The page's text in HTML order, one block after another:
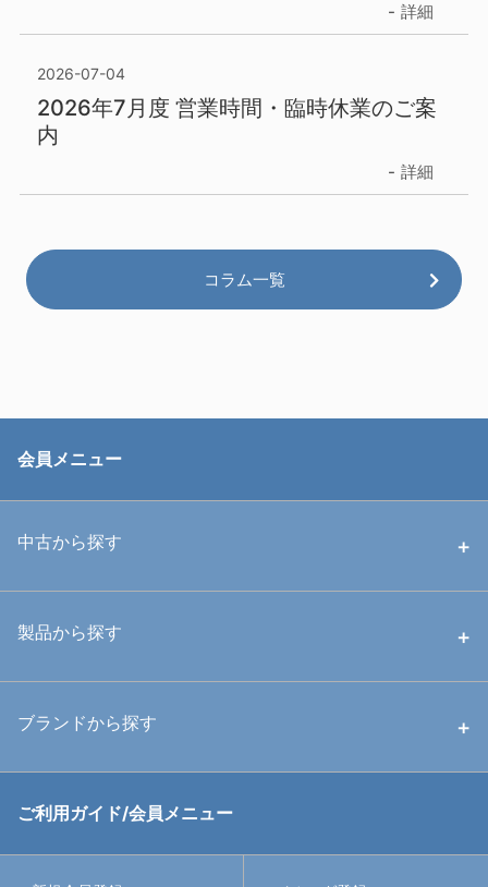
詳細
2026-07-04
2026年7月度 営業時間・臨時休業のご案
内
詳細
コラム一覧
会員メニュー
中古から探す
中古ハウジング
中古アームシステム
製品から探す
ハウジング
ライト
ブランドから探す
RGBlue
イノン
ご利用ガイド/会員メニュー